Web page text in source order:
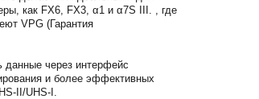
как FX6, FX3, α1 и α7S III. , где
VPG (Гарантия
данные через интерфейс
и более эффективных
II/UHS-I.